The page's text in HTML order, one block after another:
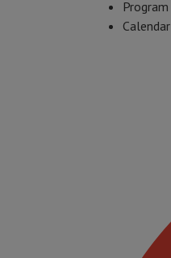
Program
Calendar